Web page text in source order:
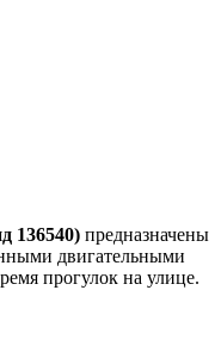
136540) предназначены
двигательными
прогулок на улице.